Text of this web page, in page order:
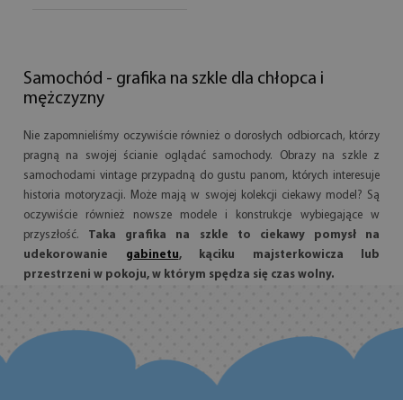
Samochód - grafika na szkle dla chłopca i
mężczyzny
Nie zapomnieliśmy oczywiście również o dorosłych odbiorcach, którzy
pragną na swojej ścianie oglądać samochody. Obrazy na szkle z
samochodami vintage przypadną do gustu panom, których interesuje
historia motoryzacji. Może mają w swojej kolekcji ciekawy model? Są
oczywiście również nowsze modele i konstrukcje wybiegające w
przyszłość. Taka grafika na szkle to ciekawy pomysł na
udekorowanie
gabinetu, kąciku majsterkowicza lub
przestrzeni w pokoju, w którym spędza się czas wolny.